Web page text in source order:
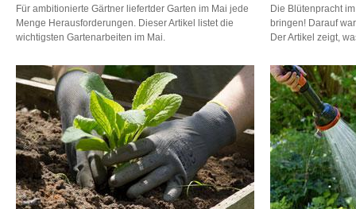
Für ambitionierte Gärtner liefertder Garten im Mai jede
Menge Herausforderungen. Dieser Artikel listet die
wichtigsten Gartenarbeiten im Mai.
Die Blütenpracht
bringen! Darauf
Der Artikel zeigt,